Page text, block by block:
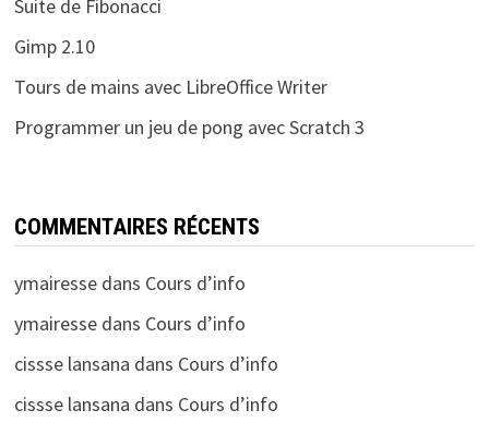
Suite de Fibonacci
Gimp 2.10
Tours de mains avec LibreOffice Writer
Programmer un jeu de pong avec Scratch 3
COMMENTAIRES RÉCENTS
ymairessedans Cours d’info
ymairessedans Cours d’info
cissse lansana dans Cours d’info
cissse lansana dans Cours d’info